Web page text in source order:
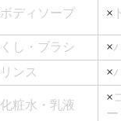
ボディソープ ×
くし・ブラシ ×
リンス ×
化粧水・乳液
×
ー